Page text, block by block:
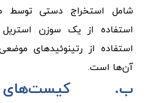
شامل استخراج دستی
استفاده از یک سوزن
استفاده از رتینوئیدهای
آن‌ها است.
ب. کیست‌های